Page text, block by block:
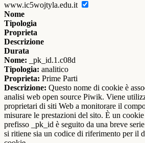
www.ic5wojtyla.edu.it
Nome
Tipologia
Proprieta
Descrizione
Durata
Nome: _pk_id.1.c08d
Tipologia: analitico
Proprieta: Prime Parti
Descrizione: Questo nome di cookie è
analisi web open source Piwik. Viene
proprietari di siti Web a monitorare il
misurare le prestazioni del sito. È un
prefisso _pk_id è seguito da una breve
si ritiene sia un codice di riferimento per il